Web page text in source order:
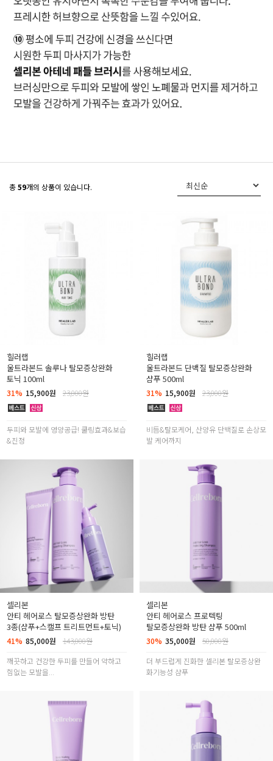
총59개의 상품이 있습니다.
힐러랩
울트라본드 솔루나 탈모증상완화
토닉 100ml
31% 15,900원 23,000원
두피와 모발에 영양공급! 쿨링효과&보습
&진정
힐러랩
울트라본드 단백질 탈모증상완화
샴푸 500ml
31% 15,900원 23,000원
비듬&탈모케어, 산양유 단백질로 손상모
발 케어까지
셀리본
안티 헤어로스 탈모증상완화 방탄
3종(샴푸+스캘프 트리트먼트+토닉)
41% 85,000원
143,000원
깨끗하고 건강한 두피를 만들어 약하고
힘없는 모발을...
셀리본
안티 헤어로스 프로텍팅
탈모증상완화 방탄 샴푸 500ml
30% 35,000원
50,000원
더 부드럽게 진화한 셀리본 탈모증상완
화기능성 샴푸